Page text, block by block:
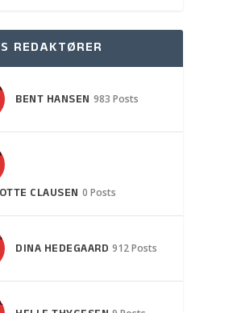
ved Skovsøen []
REDAKTØRER
BENT HANSEN 983 Posts
CLAUSEN 0 Posts
DINA HEDEGAARD 912 Posts